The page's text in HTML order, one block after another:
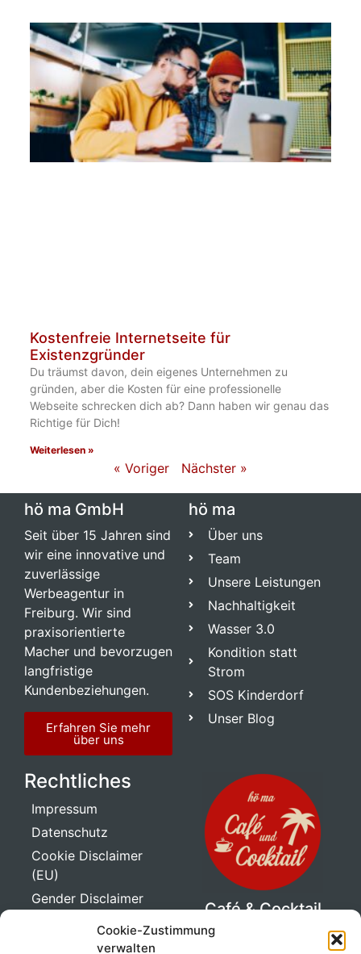
Cookie-Zustimmung
verwalten
Kostenfreie Internetseite für
Existenzgründer​
Du träumst davon, dein eigenes Unternehmen zu
gründen, aber die Kosten für eine professionelle
Webseite schrecken dich ab? Dann haben wir genau das
Richtige für Dich!
Weiterlesen »
« Voriger Nächster »
hö ma GmbH
Seit über 15 Jahren sind
wir eine innovative und
zuverlässige
Werbeagentur in
Freiburg. Wir sind
praxisorientierte
Macher und bevorzugen
langfristige
Kundenbeziehungen.
Erfahren Sie mehr
über uns
hö ma
Über uns
Team
Unsere Leistungen
Nachhaltigkeit
Wasser 3.0
Kondition statt
Strom
SOS Kinderdorf
Unser Blog
Rechtliches
Impressum
Datenschutz
Cookie Disclaimer
(EU)
Gender Disclaimer
Café & Cocktail
Genuss auf drei